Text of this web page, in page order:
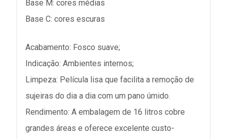
Base C: cores escuras
Limpeza: Película lisa que facilita a remoção de
Rendimento: A embalagem de 16 litros cobre
grandes áreas e oferece excelente custo-